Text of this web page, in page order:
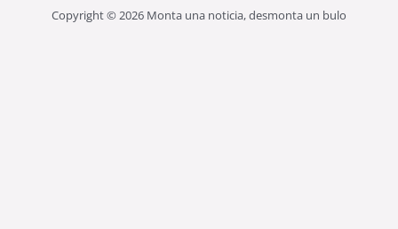
Copyright © 2026 Monta una noticia, desmonta un bulo